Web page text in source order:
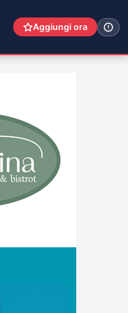
Aggiungi ora